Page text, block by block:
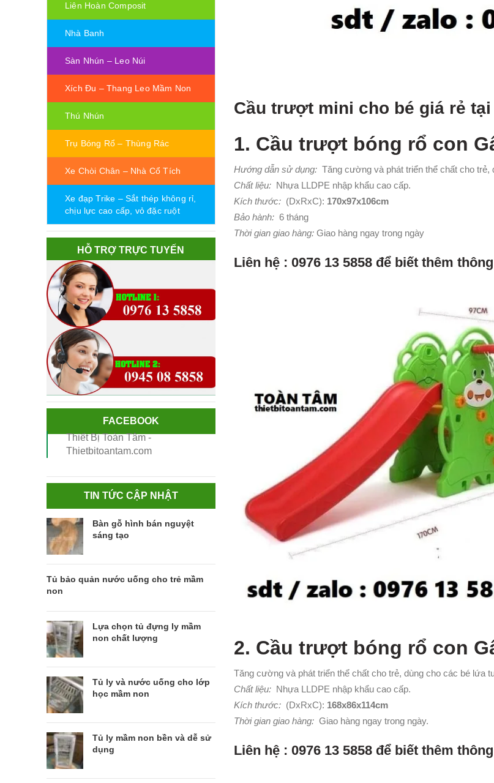
Cầu trượt mini cho bé giá rẻ tại
1. Cầu trượt bóng rổ con
Hướng dẫn sử dụng:Tăng cường và phát triển thể chất cho trẻ,
Chất liệu:Nhựa LLDPE nhập khẩu cao cấp.
Kích thước:(DxRxC): 170x97x106cm
Bảo hành:6 tháng
Thời gian giao hàng:Giao hàng ngay trong ngày
Liên hệ : 0976 13 5858 để biết thêm
2. Cầu trượt bóng rổ con
Tăng cường và phát triển thể chất cho trẻ, dùng cho các bé lứa
Chất liệu:Nhựa LLDPE nhập khẩu cao cấp.
Kích thước:(DxRxC): 168x86x114cm
Thời gian giao hàng:Giao hàng ngay trong ngày.
Liên hệ : 0976 13 5858 để biết thêm
Liên Hoàn Composit
Nhà Banh
Sàn Nhún – Leo Núi
Xích Đu – Thang Leo Mầm Non
Thú Nhún
Trụ Bóng Rổ – Thùng Rác
Xe Chòi Chân – Nhà Cổ Tích
Xe đạp Trike – Sắt thép không rỉ,
chịu lực cao cấp, vỏ đặc ruột
HỖ TRỢ TRỰC TUYẾN
FACEBOOK
Thiết Bị Toàn Tâm -
Thietbitoantam.com
TIN TỨC CẬP NHẬT
Bàn gỗ hình bán nguyệt
sáng tạo
Tủ bảo quản nước uống cho trẻ mầm
non
Lựa chọn tủ đựng ly mầm
non chất lượng
Tủ ly và nước uống cho lớp
học mầm non
Tủ ly mầm non bền và dễ sử
dụng